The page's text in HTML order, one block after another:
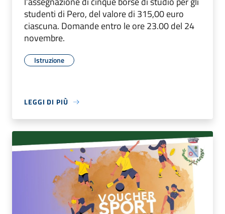
studenti di Pero, del valore di 315,00 euro
ciascuna. Domande entro le ore 23.00 del 24
novembre.
Istruzione
LEGGI DI PIÙ